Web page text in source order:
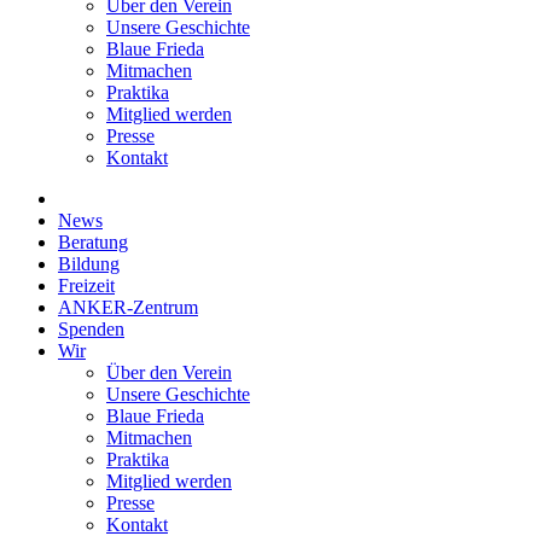
Über den Verein
Unsere Geschichte
Blaue Frieda
Mitmachen
Praktika
Mitglied werden
Presse
Kontakt
News
Beratung
Bildung
Freizeit
ANKER-Zentrum
Spenden
Wir
Über den Verein
Unsere Geschichte
Blaue Frieda
Mitmachen
Praktika
Mitglied werden
Presse
Kontakt